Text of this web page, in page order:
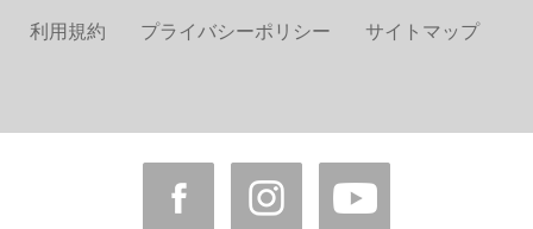
利用規約 プライバシーポリシー サイトマップ